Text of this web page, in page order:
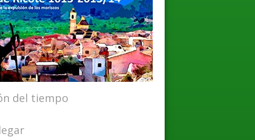
del tiempo